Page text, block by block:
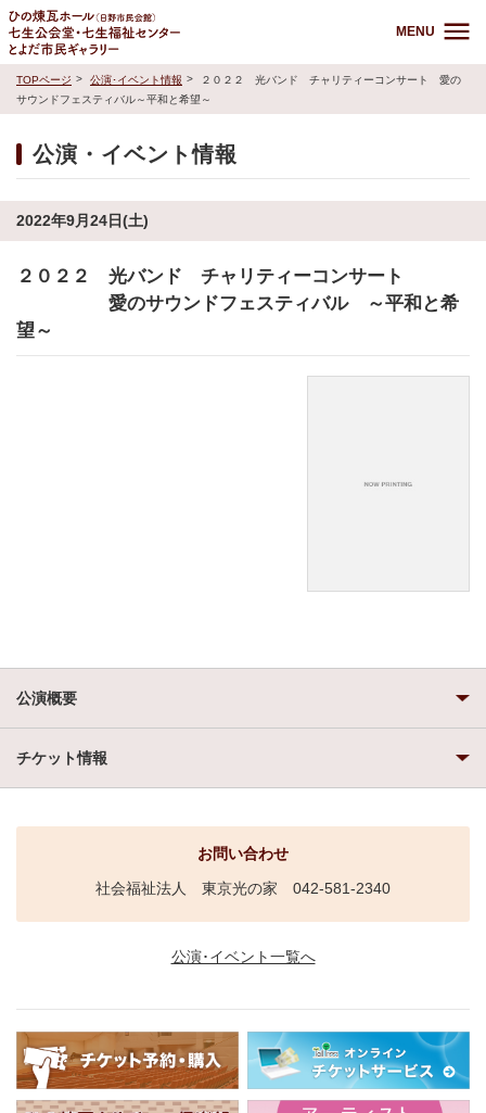
MENU
TOPページ 公演･イベント情報
２０２２ 光バンド チャリティーコンサート 愛の
サウンドフェスティバル～平和と希望～
公演・イベント情報
2022年9月24日(土)
２０２２ 光バンド チャリティーコンサート
愛のサウンドフェスティバル ～平和と希
望～
公演概要
チケット情報
お問い合わせ
社会福祉法人 東京光の家 042-581-2340
公演･イベント一覧へ